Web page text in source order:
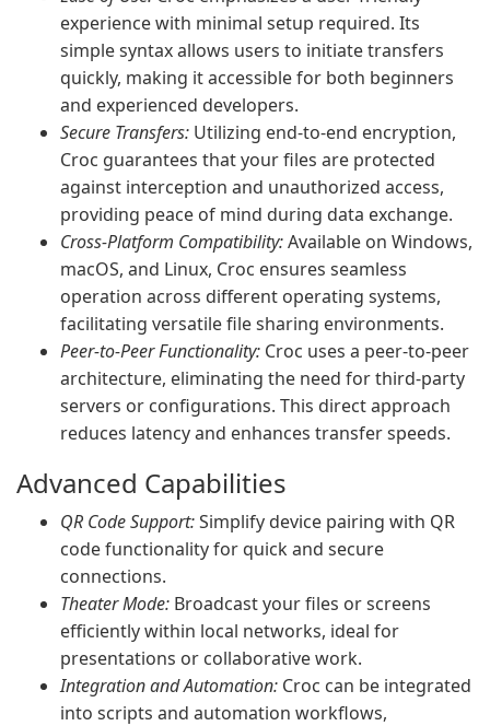
experience with minimal setup required. Its
simple syntax allows users to initiate transfers
quickly, making it accessible for both beginners
and experienced developers.
Secure Transfers: Utilizing end-to-end encryption,
Croc guarantees that your files are protected
against interception and unauthorized access,
providing peace of mind during data exchange.
Cross-Platform Compatibility:Available on Windows,
macOS, and Linux, Croc ensures seamless
operation across different operating systems,
facilitating versatile file sharing environments.
Peer-to-Peer Functionality: Croc uses a peer-to-peer
architecture, eliminating the need for third-party
servers or configurations. This direct approach
reduces latency and enhances transfer speeds.
Advanced Capabilities
QR Code Support:Simplify device pairing with QR
code functionality for quick and secure
connections.
Theater Mode: Broadcast your files or screens
efficiently within local networks, ideal for
presentations or collaborative work.
Integration and Automation: Croc can be integrated
into scripts and automation workflows,